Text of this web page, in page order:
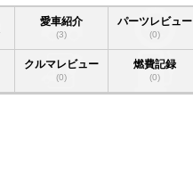
愛車紹介
(3)
パーツレビュー
(0)
クルマレビュー
(0)
燃費記録
(0)